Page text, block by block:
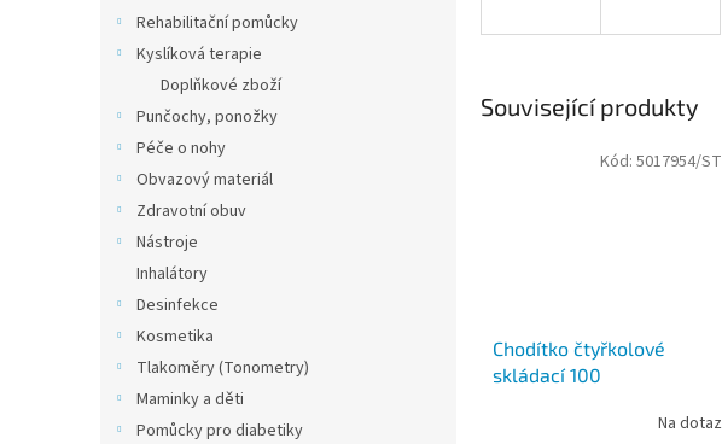
Rehabilitační pomůcky
Kyslíková terapie
Doplňkové zboží
Punčochy, ponožky
Péče o nohy
Obvazový materiál
Zdravotní obuv
Nástroje
Inhalátory
Desinfekce
Kosmetika
Tlakoměry (Tonometry)
Maminky a děti
Pomůcky pro diabetiky
Související produkty
Chodítko čtyřkolové
skládací 100
Na dotaz
Kód: 5017954/ST